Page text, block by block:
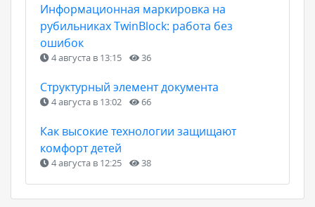
Информационная маркировка на
рубильниках TwinBlock: работа без
ошибок
4 августа в 13:15 36
Структурный элемент документа
4 августа в 13:02 66
Как высокие технологии защищают
комфорт детей
4 августа в 12:25 38